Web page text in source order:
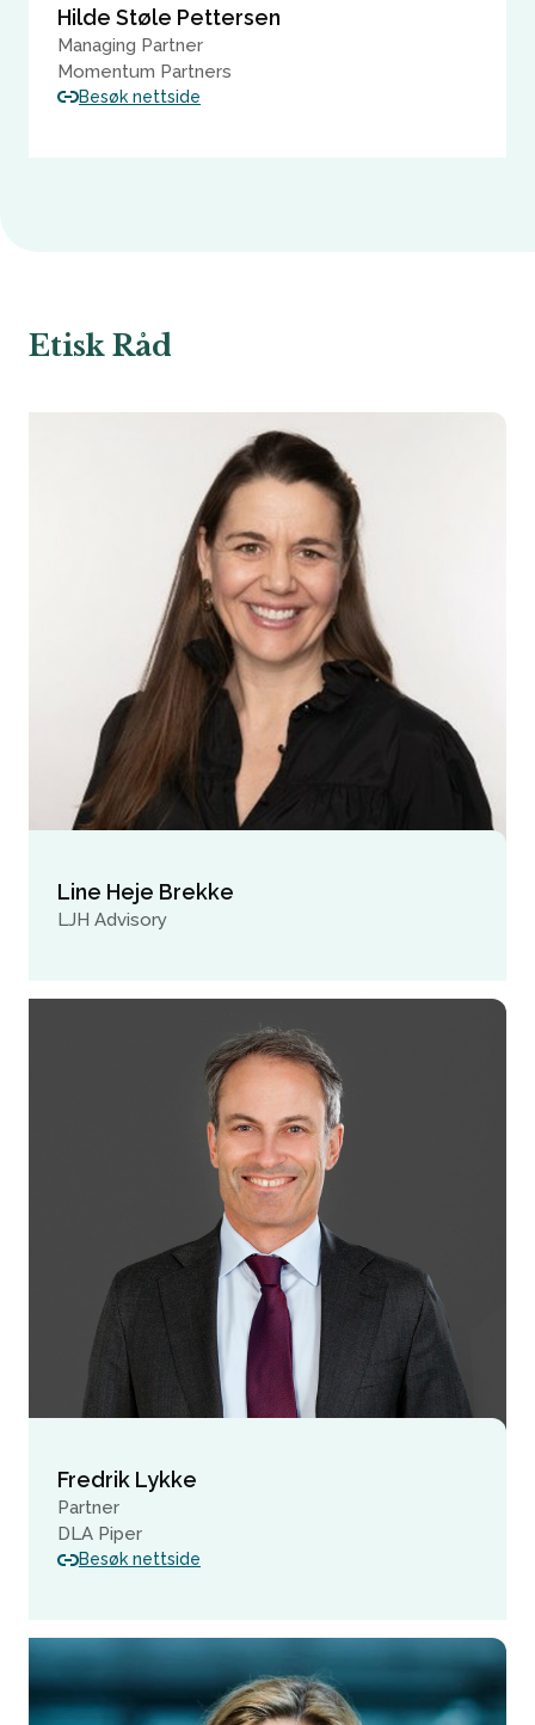
Hilde Støle Pettersen
Managing Partner
Momentum Partners
Besøk nettside
Etisk Råd
Line Heje Brekke
LJH Advisory
Fredrik Lykke
Partner
DLA Piper
Besøk nettside